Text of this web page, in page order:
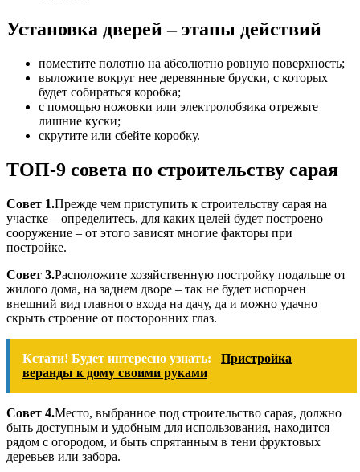
Установка дверей – этапы действий
поместите полотно на абсолютно ровную поверхность;
выложите вокруг нее деревянные бруски, с которых
будет собираться коробка;
с помощью ножовки или электролобзика отрежьте
лишние куски;
скрутите или сбейте коробку.
ТОП-9 совета по строительству сарая
Совет 1.Прежде чем приступить к строительству сарая на
участке – определитесь, для каких целей будет построено
сооружение – от этого зависят многие факторы при
постройке.
Совет 3.Расположите хозяйственную постройку подальше от
жилого дома, на заднем дворе – так не будет испорчен
внешний вид главного входа на дачу, да и можно удачно
скрыть строение от посторонних глаз.
Кстати! Будет интересно узнать:
Пристройка
веранды к дому своими руками
Совет 4.Место, выбранное под строительство сарая, должно
быть доступным и удобным для использования, находится
рядом с огородом, и быть спрятанным в тени фруктовых
деревьев или забора.